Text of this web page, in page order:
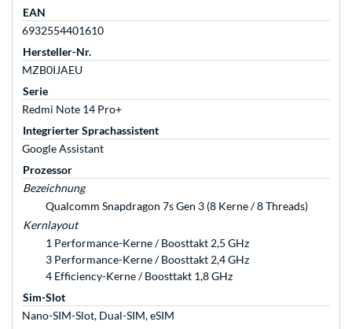
EAN
6932554401610
Hersteller-Nr.
MZB0IJAEU
Serie
Redmi Note 14 Pro+
Integrierter Sprachassistent
Google Assistant
Prozessor
Bezeichnung
Qualcomm Snapdragon 7s Gen 3 (8 Kerne / 8 Threads)
Kernlayout
1 Performance-Kerne / Boosttakt 2,5 GHz
3 Performance-Kerne / Boosttakt 2,4 GHz
4 Efficiency-Kerne / Boosttakt 1,8 GHz
Sim-Slot
Nano-SIM-Slot, Dual-SIM, eSIM